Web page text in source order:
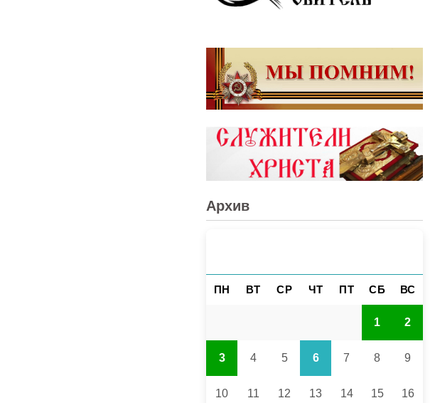
Архив
ПН ВТ СР ЧТ ПТ СБ ВС
1 2
3 4 5 6 7 8 9
10 11 12 13 14 15 16